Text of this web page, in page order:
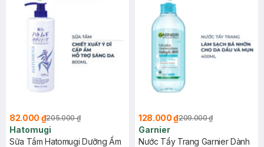
82.000 ₫205.000 ₫
Hatomugi
Sữa Tắm Hatomugi Dưỡng Ẩm
128.000 ₫209.000 ₫
Garnier
Nước Tẩy Trang Garnier Dành